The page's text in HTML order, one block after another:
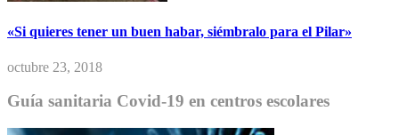
«Si quieres tener un buen habar, siémbralo para el Pilar»
octubre 23, 2018
Guía sanitaria Covid-19 en centros escolares